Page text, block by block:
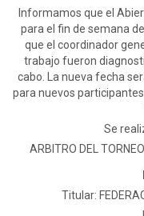
Informamos que el
para el fin de semana
que el coordinador
trabajo fueron
cabo. La nueva fecha
para nuevos
Se
ARBITRO DEL
Titular: